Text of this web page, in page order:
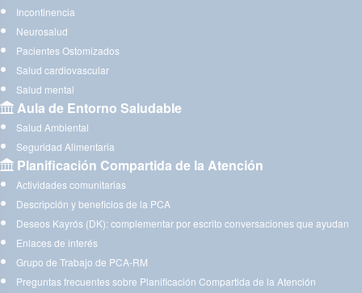
Incontinencia
Neurosalud
Pacientes Ostomizados
Salud cardiovascular
Salud mental
Aula de Entorno Saludable
Salud Ambiental
Seguridad Alimentaria
Planificación Compartida de la Atención
Actividades comunitarias
Descripción y beneficios de la PCA
Deseos Kayrós (DK): complementar por escrito conversaciones que ayudan
Enlaces de interés
Grupo de Trabajo de PCA-RM
Preguntas frecuentes sobre Planificación Compartida de la Atención